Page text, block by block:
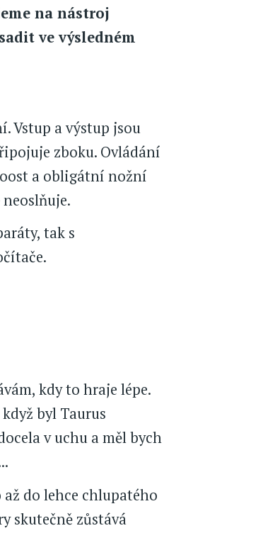
na nástroj
ve výsledném
Vstup a výstup jsou
zboku. Ovládání
a obligátní nožní
tak s
kdy to hraje lépe.
byl Taurus
v uchu a měl bych
do lehce chlupatého
skutečně zůstává